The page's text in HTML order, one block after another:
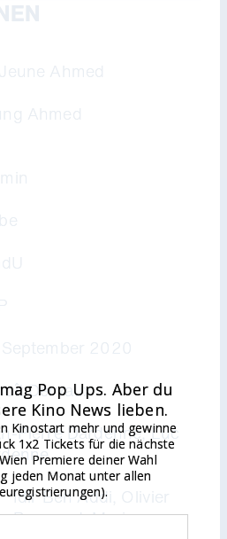
min
September 2020
Dervaux
Pierre Dardenne, Luc
Idir Ben Addi, Olivier
Bonnaud, Myriem
Pop Ups. Aber du
Kino News lieben.
mehr und gewinne
Tickets für die nächste
Premiere deiner Wahl
Monat unter allen